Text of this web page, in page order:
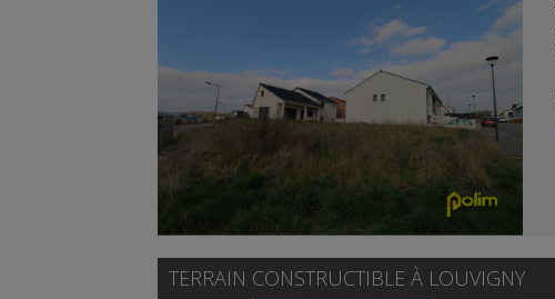
TERRAIN CONSTRUCTIBLE À LOUVIGNY